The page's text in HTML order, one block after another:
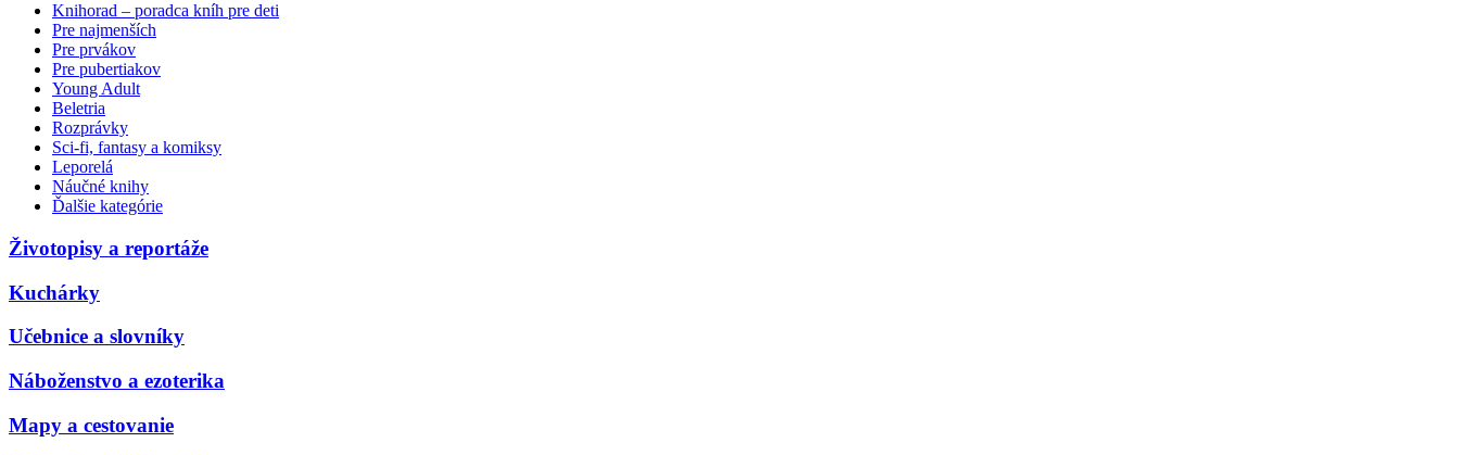
Knihorad – poradca kníh pre deti
Pre najmenších
Pre prvákov
Pre pubertiakov
Young Adult
Beletria
Rozprávky
Sci-fi, fantasy a komiksy
Leporelá
Náučné knihy
Ďalšie kategórie
Životopisy a reportáže
Kuchárky
Učebnice a slovníky
Náboženstvo a ezoterika
Mapy a cestovanie